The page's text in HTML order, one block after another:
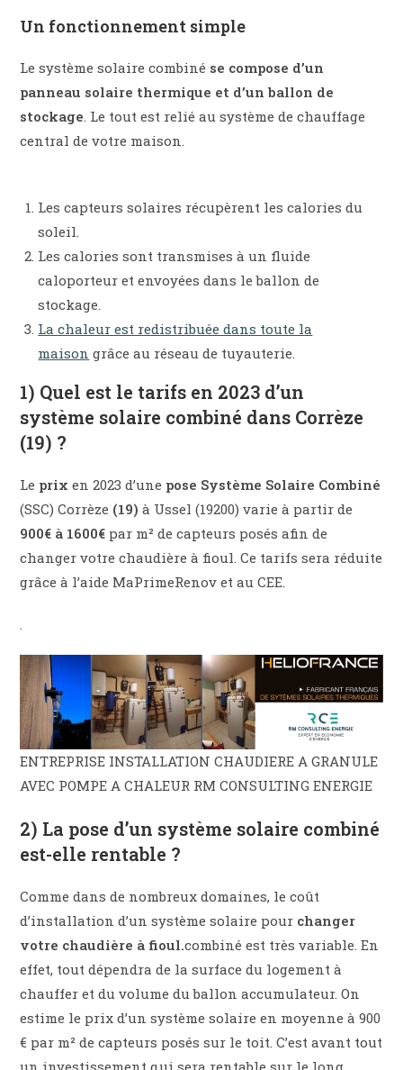
Un fonctionnement simple
Le système solaire combiné se compose d’un
panneau solaire thermique et d’un ballon de
stockage. Le tout est relié au système de chauffage
central de votre maison.
Les capteurs solaires récupèrent les calories du
soleil.
Les calories sont transmises à un fluide
caloporteur et envoyées dans le ballon de
stockage.
La chaleur est redistribuée dans toute la
maison grâce au réseau de tuyauterie.
1) Quel est le tarifs en 2023 d’un
système solaire combiné dans Corrèze
(19) ?
Le prixen 2023 d’une pose Système Solaire Combiné
(SSC) Corrèze (19) à Ussel (19200) varie à partir de
900€ à 1600€ par m² de capteurs posés afin de
changer votre chaudière à fioul. Ce tarifs sera réduite
grâce à l’aide MaPrimeRenov et au CEE.
.
ENTREPRISE INSTALLATION CHAUDIERE A GRANULE
AVEC POMPE A CHALEUR RM CONSULTING ENERGIE
2) La pose d’un système solaire combiné
est-elle rentable ?
Comme dans de nombreux domaines, le coût
d’installation d’un système solaire pour changer
votre chaudière à fioul.combiné est très variable. En
effet, tout dépendra de la surface du logement à
chauffer et du volume du ballon accumulateur. On
estime le prix d’un système solaire en moyenne à 900
€ par m² de capteurs posés sur le toit. C’est avant tout
un investissement qui sera rentable sur le long